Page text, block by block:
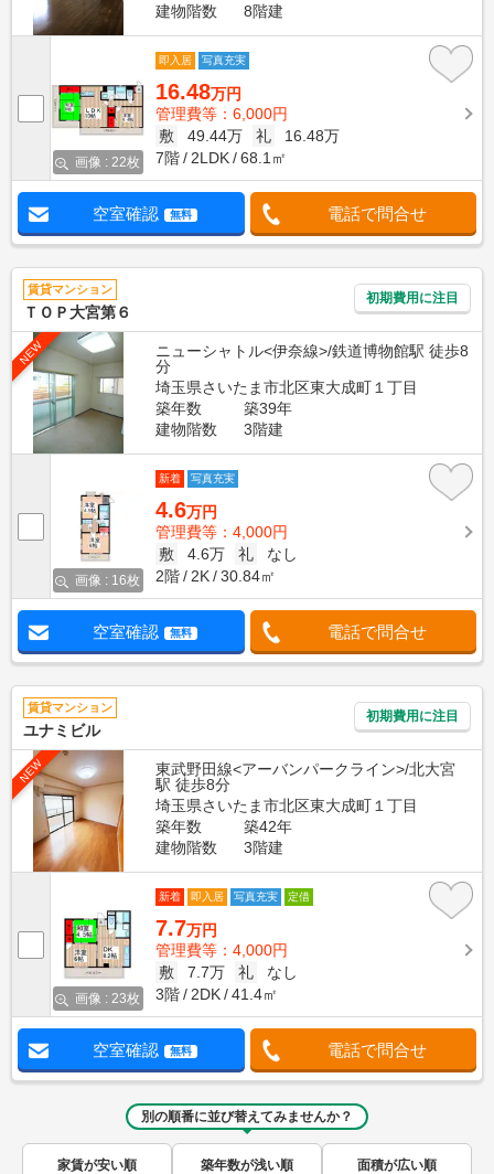
建物階数
8階建
画像 : 22枚
即入居 写真充実
16.48万円
管理費等：6,000円
敷
49.44万 礼
16.48万
7階
2LDK 68.1㎡
空室確認 無料 電話で問合せ
賃貸マンション
ＴＯＰ大宮第６
初期費用に注目
NEW
ニューシャトル<伊奈線>/鉄道博物館駅 徒歩8
分
埼玉県さいたま市北区東大成町１丁目
築年数
築39年
建物階数
3階建
画像 : 16枚
新着 写真充実
4.6万円
管理費等：4,000円
敷
4.6万 礼
なし
2階
2K 30.84㎡
空室確認 無料 電話で問合せ
賃貸マンション
ユナミビル
初期費用に注目
NEW
東武野田線<アーバンパークライン>/北大宮
駅 徒歩8分
埼玉県さいたま市北区東大成町１丁目
築年数
築42年
建物階数
3階建
画像 : 23枚
新着 即入居 写真充実 定借
7.7万円
管理費等：4,000円
敷
7.7万 礼
なし
3階
2DK 41.4㎡
空室確認 無料 電話で問合せ
別の順番に並び替えてみませんか？
家賃が安い順 築年数が浅い順 面積が広い順